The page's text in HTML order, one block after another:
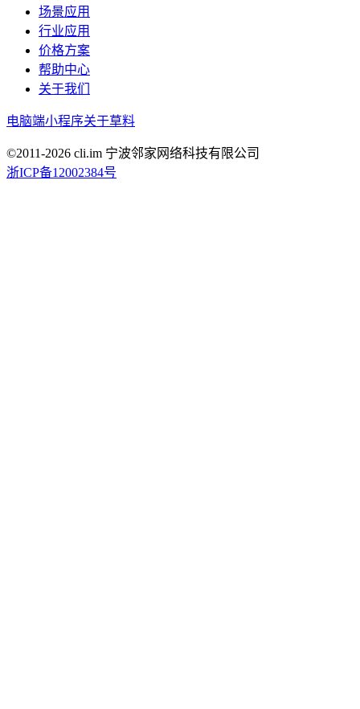
场景应用
行业应用
价格方案
帮助中心
关于我们
电脑端小程序关于草料
©2011-2026 cli.im 宁波邻家网络科技有限公司
浙ICP备12002384号